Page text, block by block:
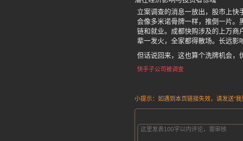
立案调查的消息一放出，股市上快
会像多米诺骨牌一样，推倒一片。
链和就业。成都快购涉及的上万商
辈一发火，全家都得散场。长远影
但话说回来，这也算个洗牌机会，
快手子公司被调查
小提示：如遇到本页链接失效，请发送“